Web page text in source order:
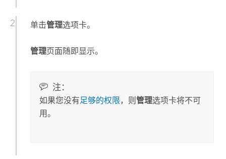
单击管理选项卡。
管理页面随即显示。
注：
如果您没有足够的权限，则 管理选项卡将不可
用。